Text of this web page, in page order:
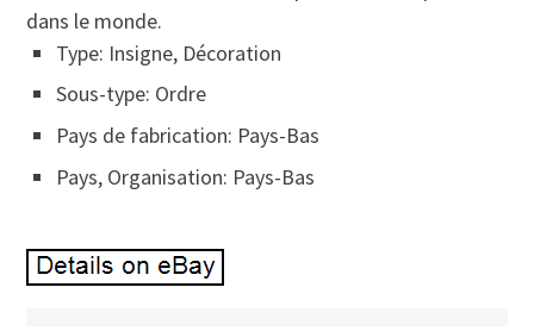
dans le monde.
Type: Insigne, Décoration
Sous-type: Ordre
Pays de fabrication: Pays-Bas
Pays, Organisation: Pays-Bas